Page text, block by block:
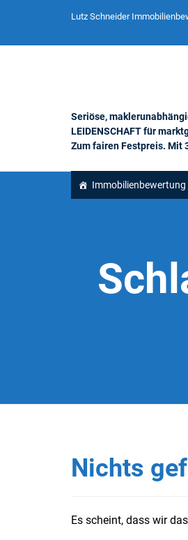
Lutz Schneider
Seriöse,
LEIDENSCHAFT für
Zum fairen Festpreis. Mit
Immobilienbewertung
Nichts
Es scheint, dass wir